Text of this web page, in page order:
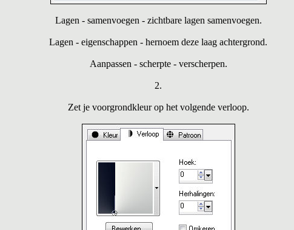
Lagen - samenvoegen - zichtbare lagen samenvoegen.
Lagen - eigenschappen - hernoem deze laag achtergrond.
Aanpassen - scherpte - verscherpen.
2.
Zet je voorgrondkleur op het volgende verloop.